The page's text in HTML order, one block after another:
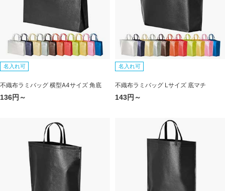
名入れ可
不織布ラミバッグ 横型A4サイズ 角底
136円～
名入れ可
不織布ラミバッグ Lサイズ 底マチ
143円～